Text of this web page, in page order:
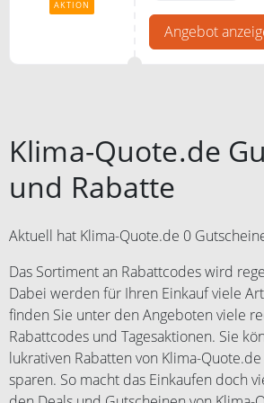
AKTION
Angebot
Klima-Quote.de
und Rabatte
Aktuell hat Klima-Quote.de 0
Das Sortiment an Rabattcodes wird
Dabei werden für Ihren Einkauf viele
finden Sie unter den Angeboten viele
Rabattcodes und Tagesaktionen. Sie
lukrativen Rabatten von Klima-
sparen. So macht das Einkaufen doch